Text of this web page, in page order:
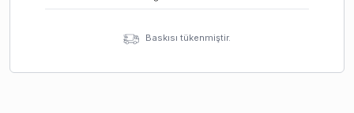
Baskısı tükenmiştir.